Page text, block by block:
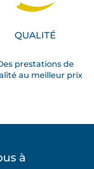
QUALITÉ
prestations de
au meilleur prix
à